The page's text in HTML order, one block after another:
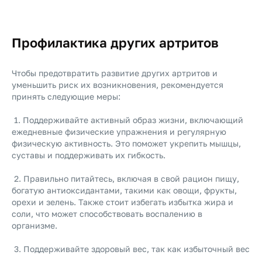
Профилактика других артритов
Чтобы предотвратить развитие других артритов и
уменьшить риск их возникновения, рекомендуется
принять следующие меры:
1. Поддерживайте активный образ жизни, включающий
ежедневные физические упражнения и регулярную
физическую активность. Это поможет укрепить мышцы,
суставы и поддерживать их гибкость.
2. Правильно питайтесь, включая в свой рацион пищу,
богатую антиоксидантами, такими как овощи, фрукты,
орехи и зелень. Также стоит избегать избытка жира и
соли, что может способствовать воспалению в
организме.
3. Поддерживайте здоровый вес, так как избыточный вес